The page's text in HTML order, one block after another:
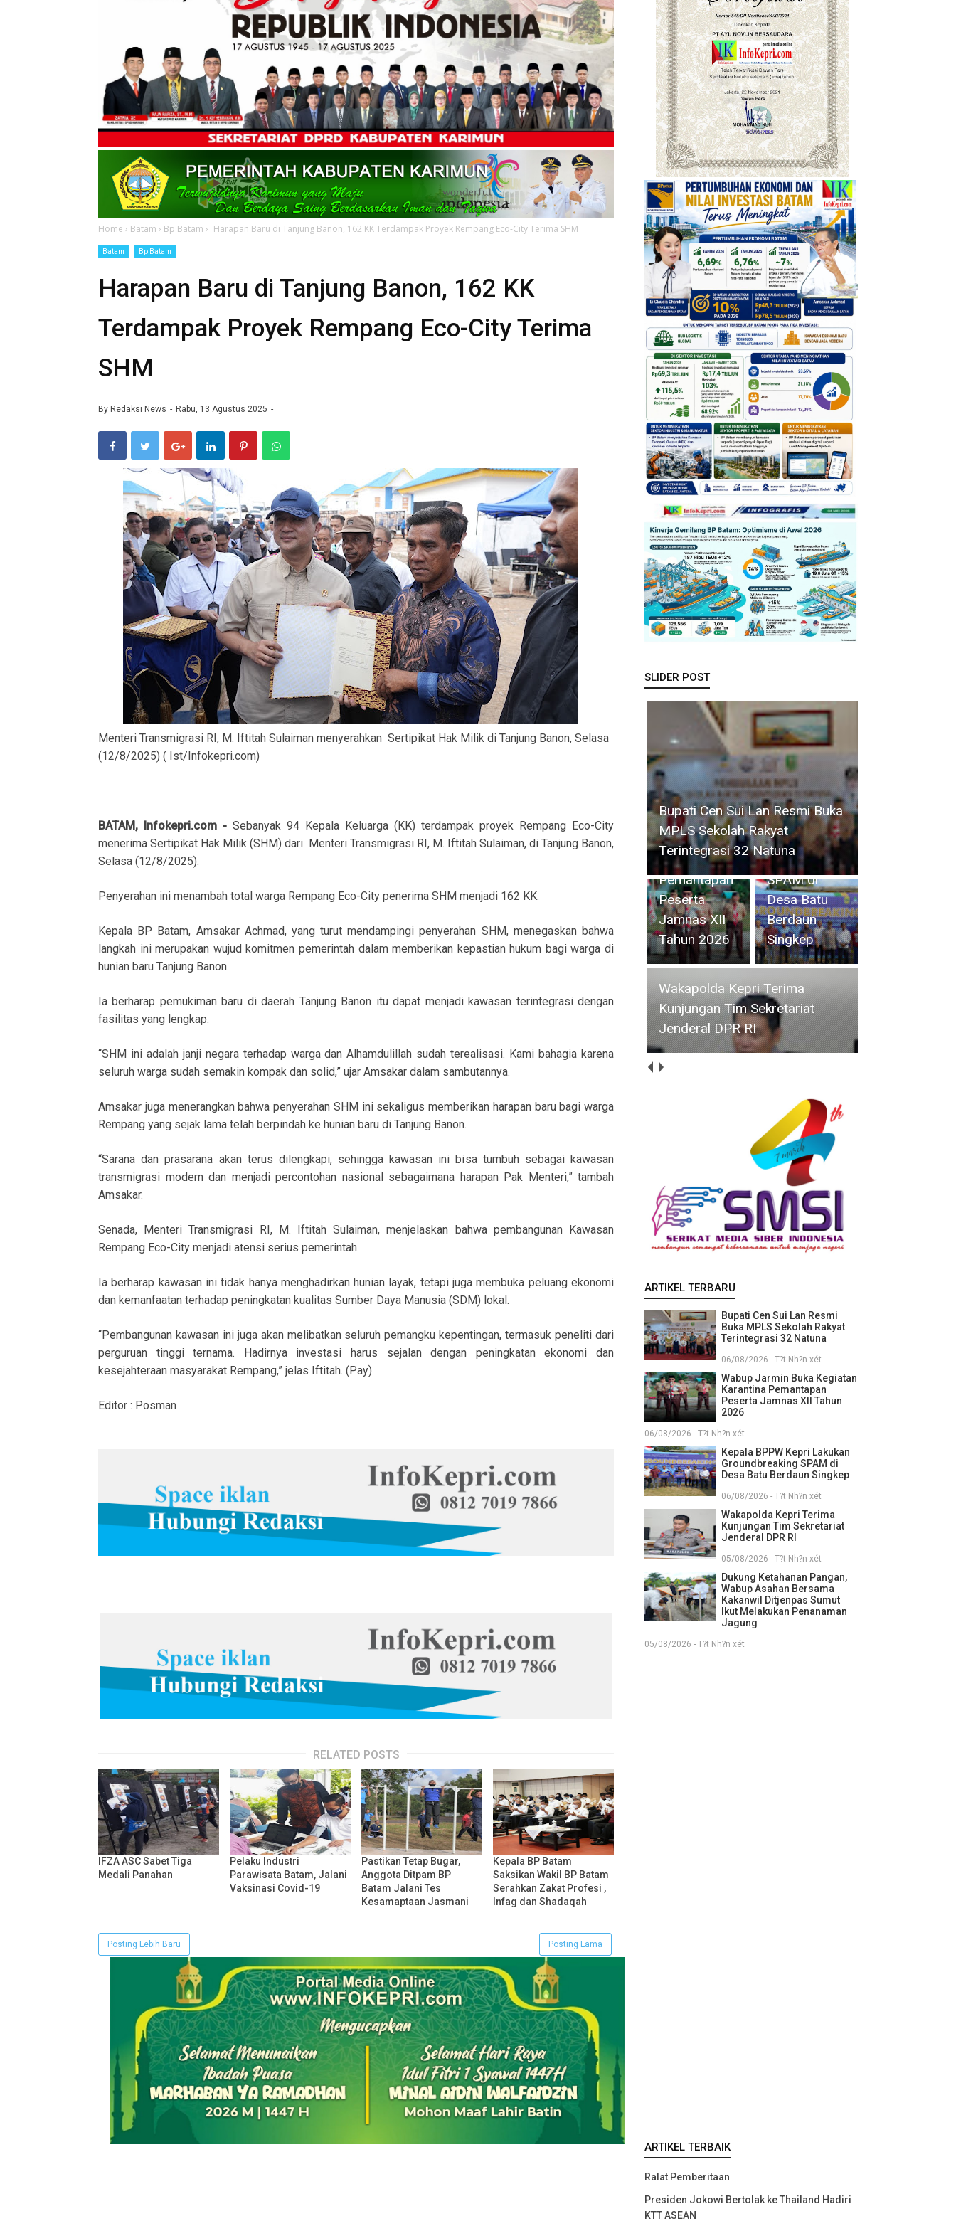
Home › Batam › Bp Batam › Harapan Baru di Tanjung Banon, 162 KK Terdampak Proyek Rempang Eco-City Terima SHM
Batam Bp Batam
Harapan Baru di Tanjung Banon, 162 KK
Terdampak Proyek Rempang Eco-City Terima
SHM
By Redaksi News Rabu, 13 Agustus 2025
Menteri Transmigrasi RI, M. Iftitah Sulaiman menyerahkan Sertipikat Hak Milik di Tanjung Banon, Selasa
(12/8/2025) ( Ist/Infokepri.com)
BATAM, Infokepri.com - Sebanyak 94 Kepala Keluarga (KK) terdampak proyek Rempang Eco-City
menerima Sertipikat Hak Milik (SHM) dari Menteri Transmigrasi RI, M. Iftitah Sulaiman, di Tanjung Banon,
Selasa (12/8/2025).
Penyerahan ini menambah total warga Rempang Eco-City penerima SHM menjadi 162 KK.
Kepala BP Batam, Amsakar Achmad, yang turut mendampingi penyerahan SHM, menegaskan bahwa
langkah ini merupakan wujud komitmen pemerintah dalam memberikan kepastian hukum bagi warga di
hunian baru Tanjung Banon.
Ia berharap pemukiman baru di daerah Tanjung Banon itu dapat menjadi kawasan terintegrasi dengan
fasilitas yang lengkap.
“SHM ini adalah janji negara terhadap warga dan Alhamdulillah sudah terealisasi. Kami bahagia karena
seluruh warga sudah semakin kompak dan solid,” ujar Amsakar dalam sambutannya.
Amsakar juga menerangkan bahwa penyerahan SHM ini sekaligus memberikan harapan baru bagi warga
Rempang yang sejak lama telah berpindah ke hunian baru di Tanjung Banon.
“Sarana dan prasarana akan terus dilengkapi, sehingga kawasan ini bisa tumbuh sebagai kawasan
transmigrasi modern dan menjadi percontohan nasional sebagaimana harapan Pak Menteri,” tambah
Amsakar.
Senada, Menteri Transmigrasi RI, M. Iftitah Sulaiman, menjelaskan bahwa pembangunan Kawasan
Rempang Eco-City menjadi atensi serius pemerintah.
Ia berharap kawasan ini tidak hanya menghadirkan hunian layak, tetapi juga membuka peluang ekonomi
dan kemanfaatan terhadap peningkatan kualitas Sumber Daya Manusia (SDM) lokal.
“Pembangunan kawasan ini juga akan melibatkan seluruh pemangku kepentingan, termasuk peneliti dari
perguruan tinggi ternama. Hadirnya investasi harus sejalan dengan peningkatan ekonomi dan
kesejahteraan masyarakat Rempang,” jelas Iftitah. (Pay)
Editor : Posman
RELATED POSTS
IFZA ASC Sabet Tiga
Medali Panahan
Pelaku Industri
Parawisata Batam, Jalani
Vaksinasi Covid-19
Pastikan Tetap Bugar,
Anggota Ditpam BP
Batam Jalani Tes
Kesamaptaan Jasmani
Kepala BP Batam
Saksikan Wakil BP Batam
Serahkan Zakat Profesi ,
Infag dan Shadaqah
Posting Lebih Baru Posting Lama
SLIDER POST
Bupati Cen Sui Lan Resmi Buka
MPLS Sekolah Rakyat
Terintegrasi 32 Natuna
Wabup
Jarmin Buka
Kegiatan
Karantina
Pemantapan
Peserta
Jamnas XII
Tahun 2026
Kepala
BPPW Kepri
Lakukan
Groundbreaking
SPAM di
Desa Batu
Berdaun
Singkep
Wakapolda Kepri Terima
Kunjungan Tim Sekretariat
Jenderal DPR RI
ARTIKEL TERBARU
Bupati Cen Sui Lan Resmi
Buka MPLS Sekolah Rakyat
Terintegrasi 32 Natuna
06/08/2026 - T?t Nh?n xét
Wabup Jarmin Buka Kegiatan
Karantina Pemantapan
Peserta Jamnas XII Tahun
2026
06/08/2026 - T?t Nh?n xét
Kepala BPPW Kepri Lakukan
Groundbreaking SPAM di
Desa Batu Berdaun Singkep
06/08/2026 - T?t Nh?n xét
Wakapolda Kepri Terima
Kunjungan Tim Sekretariat
Jenderal DPR RI
05/08/2026 - T?t Nh?n xét
Dukung Ketahanan Pangan,
Wabup Asahan Bersama
Kakanwil Ditjenpas Sumut
Ikut Melakukan Penanaman
Jagung
05/08/2026 - T?t Nh?n xét
ARTIKEL TERBAIK
Ralat Pemberitaan
Presiden Jokowi Bertolak ke Thailand Hadiri
KTT ASEAN